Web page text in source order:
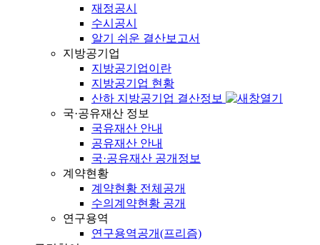
재정공시
수시공시
알기 쉬운 결산보고서
지방공기업
지방공기업이란
지방공기업 현황
산하 지방공기업 결산정보
국·공유재산 정보
국유재산 안내
공유재산 안내
국·공유재산 공개정보
계약현황
계약현황 전체공개
수의계약현황 공개
연구용역
연구용역공개(프리즘)